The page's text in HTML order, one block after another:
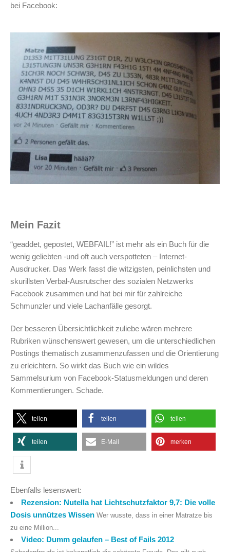
bei Facebook:
Mein Fazit
“geaddet, gepostet, WEBFAIL!” ist mehr als ein Buch für die
wenig geliebten -und oft auch verspotteten – Internet-
Ausdrucker. Das Werk fasst die witzigsten, peinlichsten und
skurillsten Verbal-Ausrutscher des sozialen Netzwerks
Facebook zusammen und hat bei mir für zahlreiche
Schmunzler und viele Lachanfälle gesorgt.
Der besseren Übersichtlichkeit zuliebe wären mehrere
Rubriken wünschenswert gewesen, um die unterschiedlichen
Postings thematisch zusammenzufassen und die Orientierung
zu erleichtern. So wirkt das Buch wie ein wildes
Sammelsurium von Facebook-Statusmeldungen und deren
Kommentierungen. Schade.
teilen teilen teilen
teilen E-Mail merken
Ebenfalls lesenswert:
Rezension: Nutella hat Lichtschutzfaktor 9,7: Die volle
Dosis unnützes Wissen Wer wusste, dass in einer Matratze bis
zu eine Million...
Video: Dumm gelaufen – Best of Fails 2012